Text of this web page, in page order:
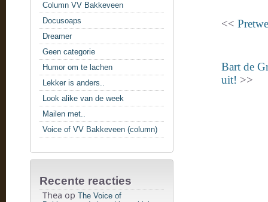
Column VV Bakkeveen
Docusoaps
Dreamer
Geen categorie
Humor om te lachen
Lekker is anders..
Look alike van de week
Mailen met..
Voice of VV Bakkeveen (column)
Recente reacties
Thea op The Voice of
<<
Bart de
uit! >>